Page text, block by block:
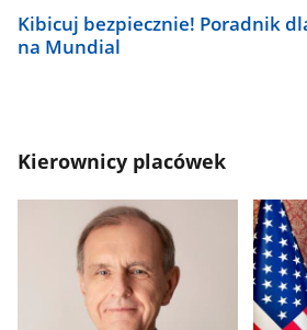
Kibicuj bezpiecznie! Poradnik
na Mundial
Kierownicy placówek